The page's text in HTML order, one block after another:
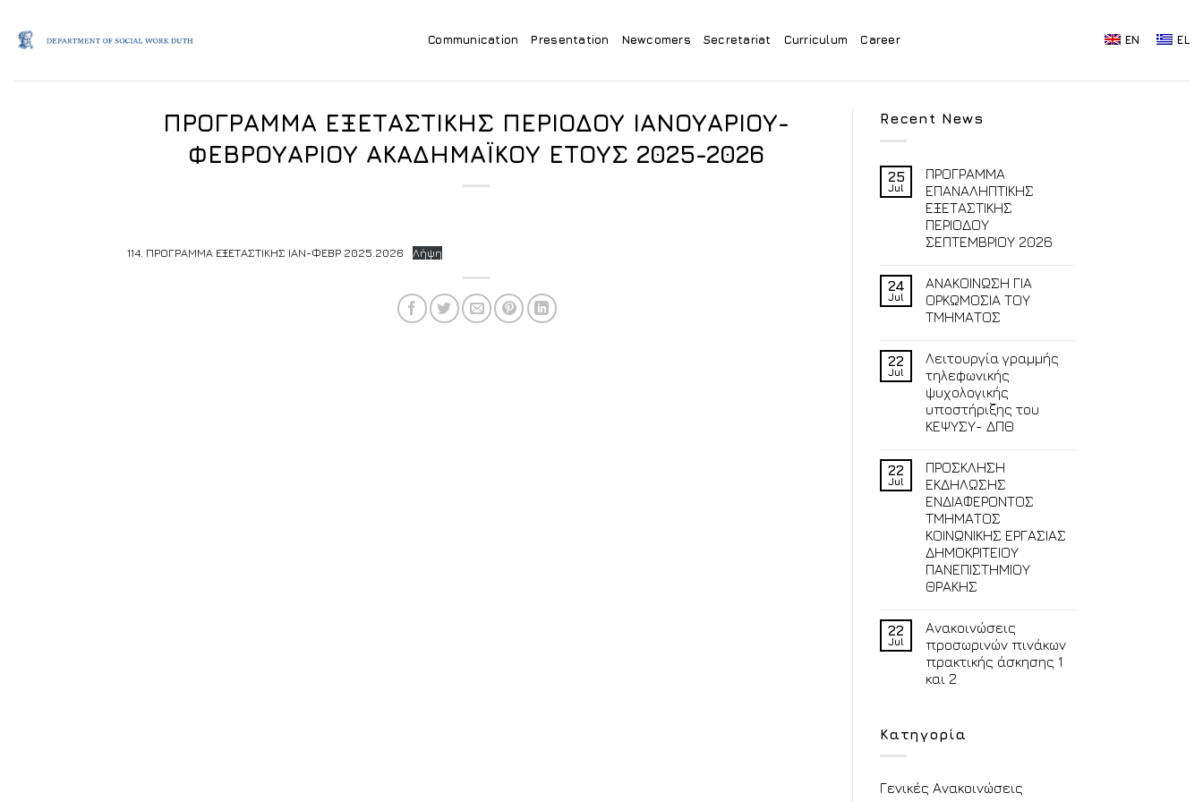
content
Communication Presentation Newcomers Secretariat Curriculum Career EN EL
ΠΡΟΓΡΑΜΜΑ ΕΞΕΤΑΣΤΙΚΗΣ ΠΕΡΙΟΔΟΥ ΙΑΝΟΥΑΡΙΟΥ-
ΦΕΒΡΟΥΑΡΙΟΥ ΑΚΑΔΗΜΑΪΚΟΥ ΕΤΟΥΣ 2025-2026
114. ΠΡΟΓΡΑΜΜΑ ΕΞΕΤΑΣΤΙΚΗΣ ΙΑΝ-ΦΕΒΡ 2025.2026 Λήψη
Recent News
25
Jul
ΠΡΟΓΡΑΜΜΑ
ΕΠΑΝΑΛΗΠΤΙΚΗΣ
ΕΞΕΤΑΣΤΙΚΗΣ
ΠΕΡΙΟΔΟΥ
ΣΕΠΤΕΜΒΡΙΟΥ 2026
24
Jul
ΑΝΑΚΟΙΝΩΣΗ ΓΙΑ
ΟΡΚΩΜΟΣΙΑ ΤΟΥ
ΤΜΗΜΑΤΟΣ
22
Jul
Λειτουργία γραμμής
τηλεφωνικής
ψυχολογικής
υποστήριξης του
ΚΕΨΥΣΥ- ΔΠΘ
22
Jul
ΠΡΟΣΚΛΗΣΗ
ΕΚΔΗΛΩΣΗΣ
ΕΝΔΙΑΦΕΡΟΝΤΟΣ
ΤΜΗΜΑΤΟΣ
ΚΟΙΝΩΝΙΚΗΣ ΕΡΓΑΣΙΑΣ
ΔΗΜΟΚΡΙΤΕΙΟΥ
ΠΑΝΕΠΙΣΤΗΜΙΟΥ
ΘΡΑΚΗΣ
22
Jul
Ανακοινώσεις
προσωρινών πινάκων
πρακτικής άσκησης 1
και 2
Κατηγορία
Γενικές Ανακοινώσεις